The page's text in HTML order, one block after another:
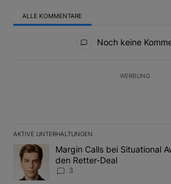
ALLE KOMMENTARE
Noch keine
WERBUNG
AKTIVE UNTERHALTUNGEN
Das Folgende ist eine Liste der am
Ein Trendartikel mit dem Titel "Margin
Margin Calls bei Situational
den Retter-Deal
3